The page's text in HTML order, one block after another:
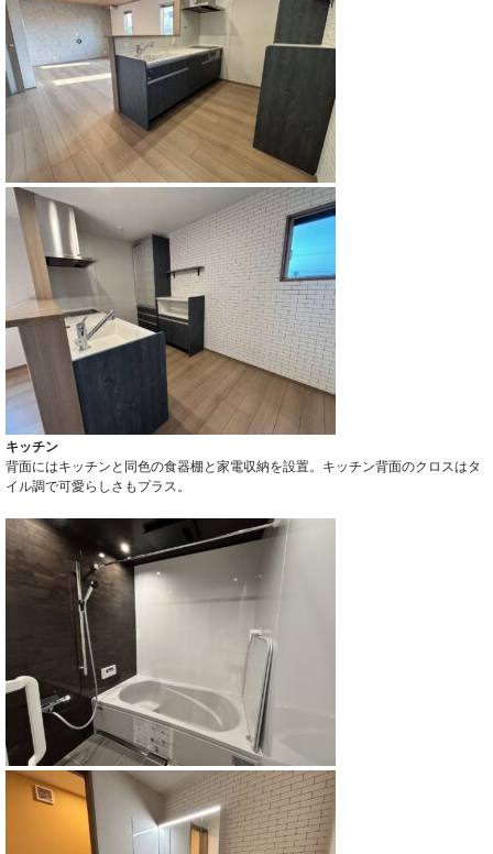
キッチン
背面にはキッチンと同色の食器棚と家電収納を設置。キッチン背面のクロスはタ
イル調で可愛らしさもプラス。